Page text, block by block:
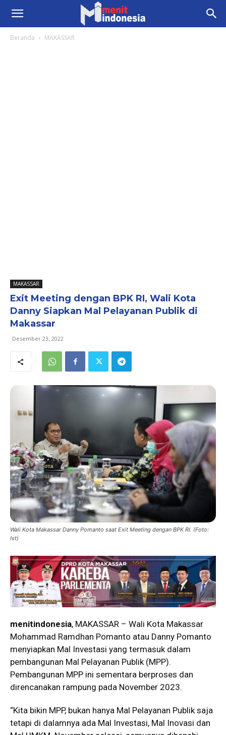
Beranda MAKASSAR
MAKASSAR
Exit Meeting dengan BPK RI, Wali Kota
Danny Siapkan Mal Pelayanan Publik di
Makassar
Desember 23, 2022
Wali Kota Makassar Danny Pomanto saat Exit Meeting dengan BPK RI. (Foto:
Ist)
menitindonesia, MAKASSAR – Wali Kota Makassar
Mohammad Ramdhan Pomanto atau Danny Pomanto
menyiapkan Mal Investasi yang termasuk dalam
pembangunan Mal Pelayanan Publik (MPP).
Pembangunan MPP ini sementara berproses dan
direncanakan rampung pada November 2023.
“Kita bikin MPP, bukan hanya Mal Pelayanan Publik saja
tetapi di dalamnya ada Mal Investasi, Mal Inovasi dan